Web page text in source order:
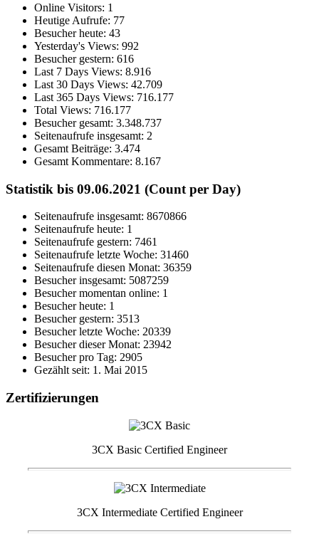
Online Visitors: 1
Heutige Aufrufe: 77
Besucher heute: 43
Yesterday's Views: 992
Besucher gestern: 616
Last 7 Days Views: 8.916
Last 30 Days Views: 42.709
Last 365 Days Views: 716.177
Total Views: 716.177
Besucher gesamt: 3.348.737
Seitenaufrufe insgesamt: 2
Gesamt Beiträge: 3.474
Gesamt Kommentare: 8.167
Statistik bis 09.06.2021 (Count per Day)
Seitenaufrufe insgesamt: 8670866
Seitenaufrufe heute: 1
Seitenaufrufe gestern: 7461
Seitenaufrufe letzte Woche: 31460
Seitenaufrufe diesen Monat: 36359
Besucher insgesamt: 5087259
Besucher momentan online: 1
Besucher heute: 1
Besucher gestern: 3513
Besucher letzte Woche: 20339
Besucher dieser Monat: 23942
Besucher pro Tag: 2905
Gezählt seit: 1. Mai 2015
Zertifizierungen
3CX Basic Certified Engineer
3CX Intermediate Certified Engineer